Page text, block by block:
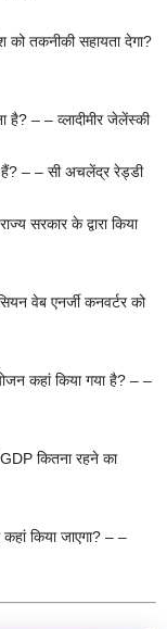
को तकनीकी सहायता देगा?
– – व्लादीमीर जेलेंस्की
– – सी अचलेंद्र रेड्डी
सरकार के द्वारा किया
वेब एनर्जी कनवर्टर को
कहां किया गया है? – –
कितना रहने का
किया जाएगा? – –